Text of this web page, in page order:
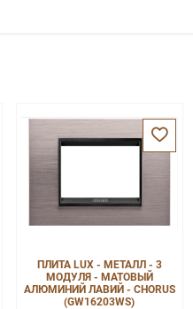
ПЛИТА LUX - МЕТАЛЛ - 3
МОДУЛЯ - МАТОВЫЙ
АЛЮМИНИЙ ЛАВИЙ - CHORUS
(GW16203WS)